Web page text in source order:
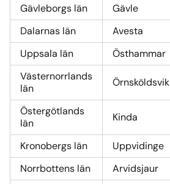
Gävleborgs län Gävle
Dalarnas län
Avesta
Uppsala län
Östhammar
Västernorrlands
län
Örnsköldsvik
Östergötlands
län
Kinda
Kronobergs län Uppvidinge
Norrbottens län
Arvidsjaur